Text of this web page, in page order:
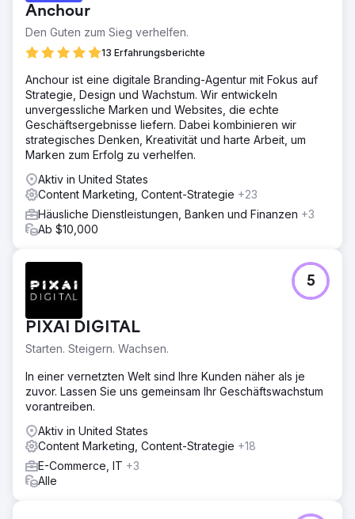
Anchour
Den Guten zum Sieg verhelfen.
13 Erfahrungsberichte
Anchour ist eine digitale Branding-Agentur mit Fokus auf
Strategie, Design und Wachstum. Wir entwickeln
unvergessliche Marken und Websites, die echte
Geschäftsergebnisse liefern. Dabei kombinieren wir
strategisches Denken, Kreativität und harte Arbeit, um
Marken zum Erfolg zu verhelfen.
Aktiv in United States
Content Marketing, Content-Strategie +23
Häusliche Dienstleistungen, Banken und Finanzen +3
Ab $10,000
PIXAI DIGITAL
Starten. Steigern. Wachsen.
5
In einer vernetzten Welt sind Ihre Kunden näher als je
zuvor. Lassen Sie uns gemeinsam Ihr Geschäftswachstum
vorantreiben.
Aktiv in United States
Content Marketing, Content-Strategie +18
E-Commerce, IT +3
Alle